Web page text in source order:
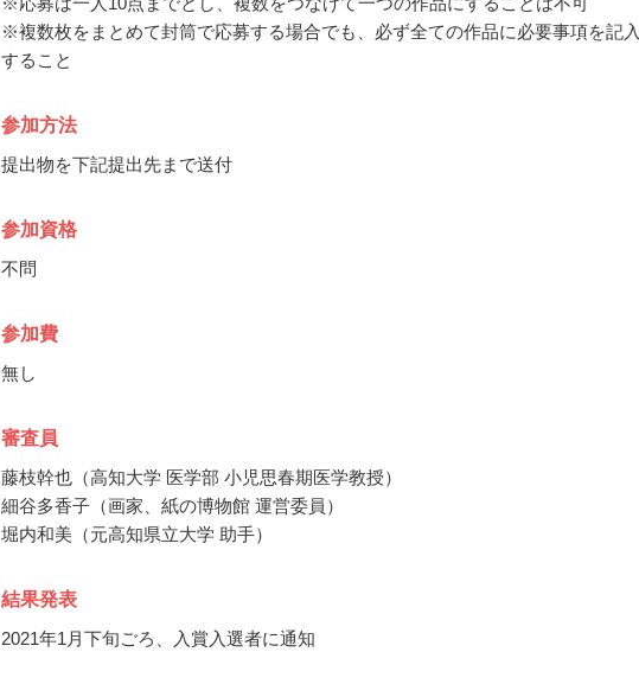
※複数枚をまとめて封筒で応募する場合でも、必ず全ての作品に必要事項を記入
すること
参加方法
提出物を下記提出先まで送付
参加資格
不問
参加費
無し
審査員
藤枝幹也（高知大学 医学部 小児思春期医学教授）
細谷多香子（画家、紙の博物館 運営委員）
堀内和美（元高知県立大学 助手）
結果発表
2021年1月下旬ごろ、入賞入選者に通知